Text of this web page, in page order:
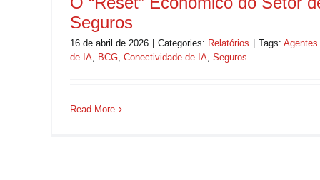
Seguros
16 de abril de 2026 Categories: Relatórios Tags: Agentes
de IA, BCG, Conectividade de IA, Seguros
Read More